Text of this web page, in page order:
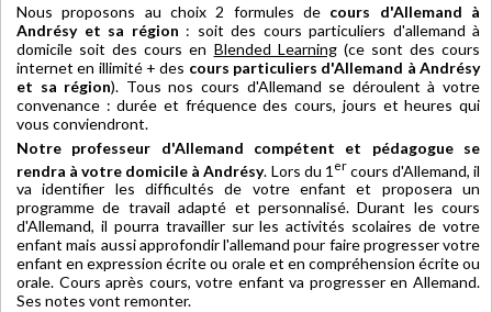
Nous proposons au choix 2 formules de cours d'Allemand à
Andrésy et sa région : soit des cours particuliers d'allemand à
domicile soit des cours en Blended Learning(ce sont des cours
internet en illimité + des cours particuliers d'Allemand à Andrésy
et sa région). Tous nos cours d'Allemand se déroulent à votre
convenance : durée et fréquence des cours, jours et heures qui
vous conviendront.
Notre professeur d'Allemand compétent et pédagogue se
rendra à votre domicile à Andrésy. Lors du 1 ercours d'Allemand, il
va identifier les difficultés de votre enfant et proposera un
programme de travail adapté et personnalisé. Durant les cours
d'Allemand, il pourra travailler sur les activités scolaires de votre
enfant mais aussi approfondir l'allemand pour faire progresser votre
enfant en expression écrite ou orale et en compréhension écrite ou
orale. Cours après cours, votre enfant va progresser en Allemand.
Ses notes vont remonter.